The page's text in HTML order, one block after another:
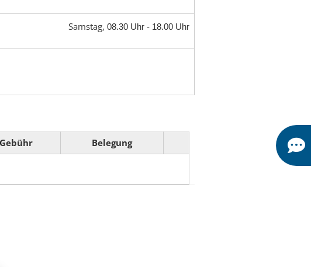
Samstag, 08.30 Uhr - 18.00 Uhr
Gebühr Belegung